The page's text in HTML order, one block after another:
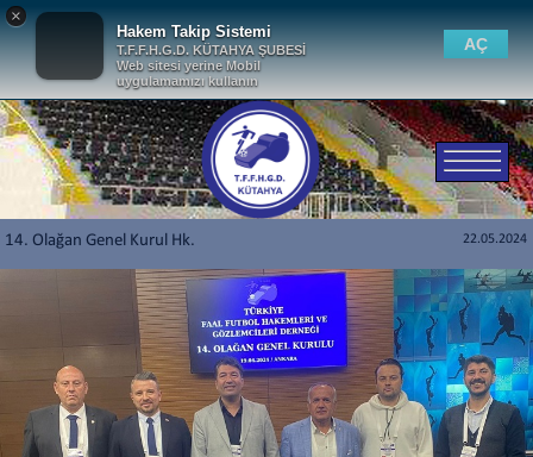
×
Hakem Takip Sistemi
T.F.F.H.G.D. KÜTAHYA ŞUBESİ
Web sitesi yerine Mobil
uygulamamızı kullanın
AÇ
14. Olağan Genel Kurul Hk. 22.05.2024